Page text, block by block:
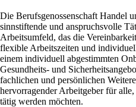
Die Berufsgenossenschaft Handel
sinnstiftende und anspruchsvolle
Arbeitsumfeld, das die
flexible Arbeitszeiten und
einem individuell abgestimmten
Gesundheits- und
fachlichen und persönlichen
hervorragender Arbeitgeber für
tätig werden möchten.